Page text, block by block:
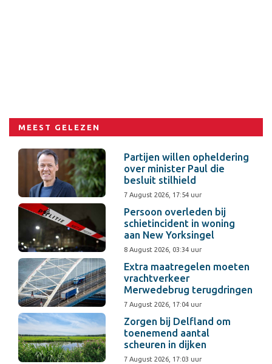
MEEST GELEZEN
Partijen willen opheldering
over minister Paul die
besluit stilhield
7 August 2026, 17:54 uur
Persoon overleden bij
schietincident in woning
aan New Yorksingel
8 August 2026, 03:34 uur
Extra maatregelen moeten
vrachtverkeer
Merwedebrug terugdringen
7 August 2026, 17:04 uur
Zorgen bij Delfland om
toenemend aantal
scheuren in dijken
7 August 2026, 17:03 uur